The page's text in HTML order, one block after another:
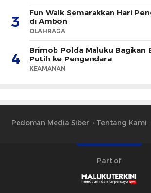
3
Fun Walk Semarakkan Hari
di Ambon
OLAHRAGA
4
Brimob Polda Maluku Bagikan
Putih ke Pengendara
KEAMANAN
Pedoman Media Siber Tentang Kami
Part of